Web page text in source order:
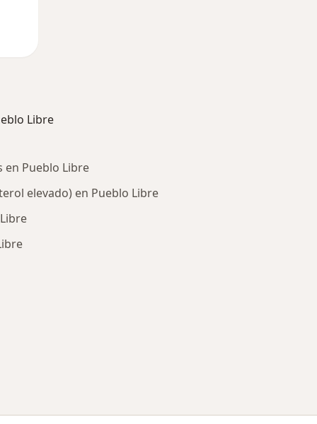
Libre
en Pueblo Libre
elevado) en Pueblo Libre